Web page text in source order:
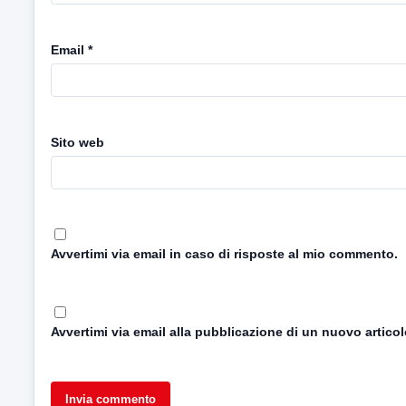
Email *
Sito web
Avvertimi via email in caso di risposte al mio commento.
Avvertimi via email alla pubblicazione di un nuovo